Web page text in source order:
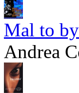
Mal to
Andrea